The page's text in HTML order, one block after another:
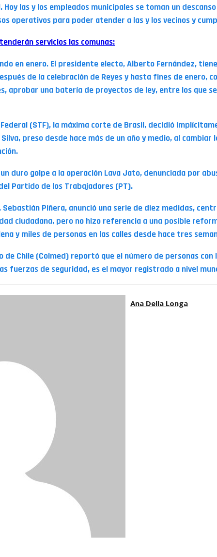
las y los empleados municipales se toman un
operativos para poder atender a las y los vecinos y
servicios las comunas:
en enero. El presidente electo, Alberto Fernández,
de la celebración de Reyes y hasta fines de enero,
aprobar una batería de proyectos de ley, entre los que
(STF), la máxima corte de Brasil, decidió
preso desde hace más de un año y medio, al
duro golpe a la operación Lava Jato, denunciada por
Partido de los Trabajadores (PT).
Sebastián Piñera, anunció una serie de diez medidas,
ciudadana, pero no hizo referencia a una posible
y miles de personas en las calles desde hace tres
de Chile (Colmed) reportó que el número de personas con
fuerzas de seguridad, es el mayor registrado a nivel
Ana Della Longa